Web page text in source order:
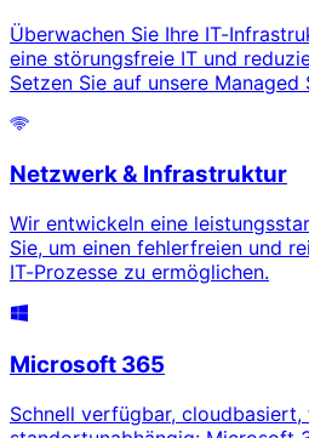
Überwachen Sie Ihre IT-
eine störungsfreie IT und
Setzen Sie auf unsere Managed
Netzwerk & Infrastruktur
Wir entwickeln eine
Sie, um einen fehlerfreien und
IT-Prozesse zu ermöglichen.
Microsoft 365
Schnell verfügbar, cloudbasiert,